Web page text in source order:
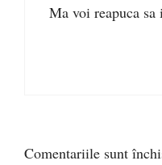
Ma voi reapuca
Comentariile sunt